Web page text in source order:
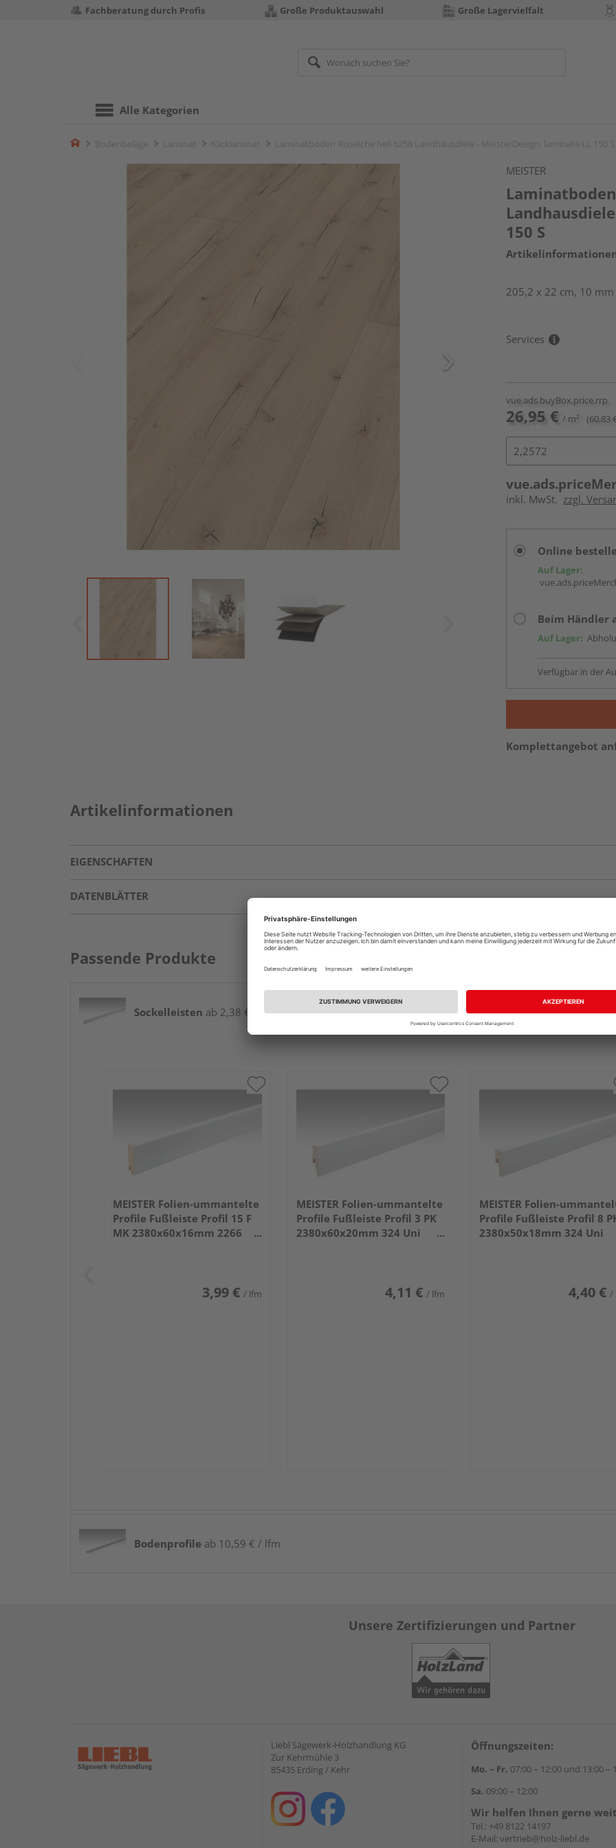
Fachberatung durch Profis Große Produktauswahl Große Lagervielfalt
Alle Kategorien
Home
MEISTER
150 S
205,2 x 22 cm, 10
Services
vue.ads.buyBox.price.rrp
26,95 € / m² (60,83
inkl. MwSt. zzgl.
Online
Auf Lager:
Beim Händler
Auf Lager:
Verfügbar in der
Komplettangebot
Artikelinformationen
EIGENSCHAFTEN
DATENBLÄTTER
Passende Produkte
Sockelleisten ab 2,38 € / lfm
MEISTER Folien-ummantelte
Profile Fußleiste Profil 15 F
MK 2380x60x16mm 2266
3,99 € / lfm
MEISTER Folien-ummantelte
Profile Fußleiste Profil 3 PK
2380x60x20mm 324 Uni
4,11 € / lfm
MEISTER Folien-
Profile Fußleiste Profil 8
2380x50x18mm 324 Uni
4,40 € /
Bodenprofile ab 10,59 € / lfm
Unsere Zertifizierungen und Partner
Liebl Sägewerk-Holzhandlung KG
Zur Kehrmühle 3
85435 Erding / Kehr
Öffnungszeiten:
Mo. – Fr. 07:00 – 12:00 und 13:00 –
Sa. 09:00 – 12:00
Wir helfen Ihnen gerne
Tel.: +49 8122 14197
E-Mail: vertrieb@holz-liebl.de